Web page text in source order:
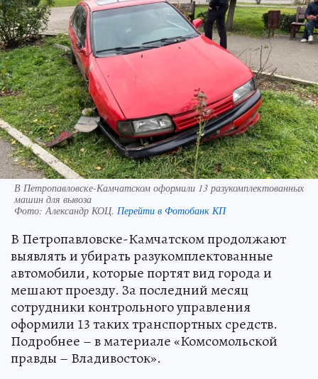
В Петропавловске-Камчатском оформили 13 разукомплектованных
машин для вывоза
Фото:Александр КОЦ. Перейти в Фотобанк КП
В Петропавловске-Камчатском продолжают
выявлять и убирать разукомплектованные
автомобили, которые портят вид города и
мешают проезду. За последний месяц
сотрудники контрольного управления
оформили 13 таких транспортных средств.
Подробнее – в материале «Комсомольской
правды – Владивосток».